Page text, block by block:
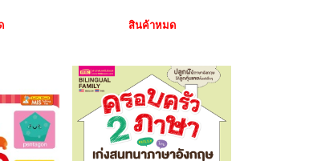
สินค้าหมด